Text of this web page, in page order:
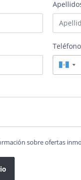
▼
sobre ofertas